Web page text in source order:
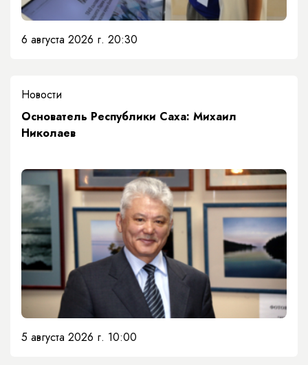
6 августа 2026 г. 20:30
Новости
Основатель Республики Саха: Михаил
Николаев
5 августа 2026 г. 10:00